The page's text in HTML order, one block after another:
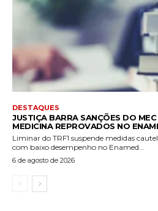
DESTAQUES
JUSTIÇA BARRA SANÇÕES DO
MEDICINA REPROVADOS NO
Liminar do TRF1 suspende medidas
com baixo desempenho no Enamed...
6 de agosto de 2026